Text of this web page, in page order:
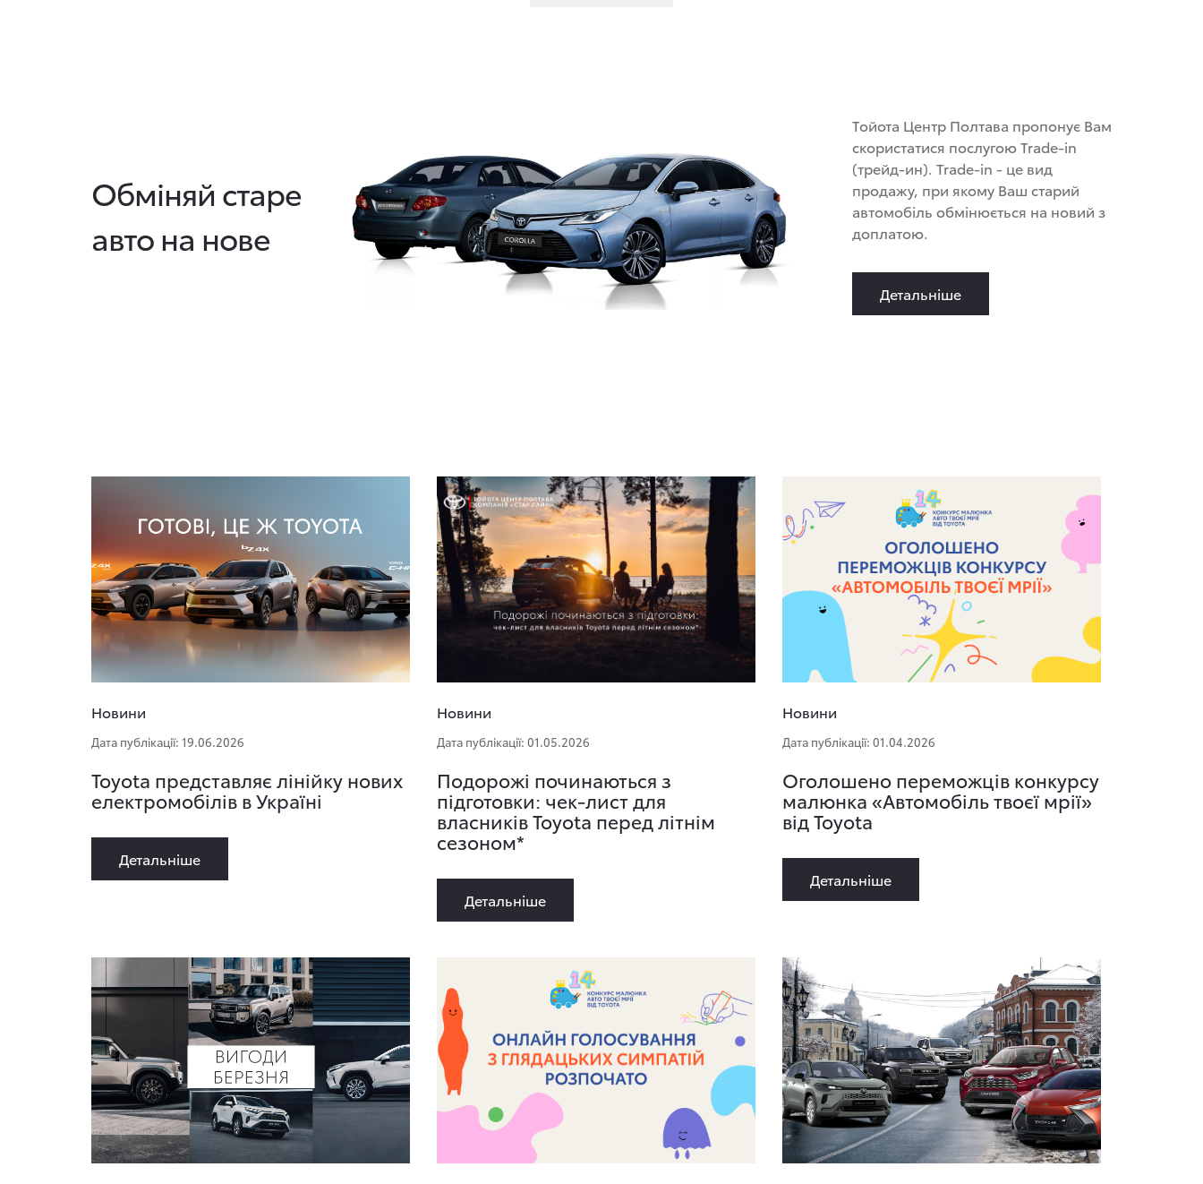
Обміняй старе
авто на нове
Тойота Центр Полтава пропонує Вам
скористатися послугою Trade-in
(трейд-ин). Trade-in - це вид
продажу, при якому Ваш старий
автомобіль обмінюється на новий з
доплатою.
Детальніше
Новини
Дата публікації: 19.06.2026
Toyota представляє лінійку нових
електромобілів в Україні
Детальнiше
Новини
Дата публікації: 01.05.2026
Подорожі починаються з
підготовки: чек-лист для
власників Toyota перед літнім
сезоном*
Детальнiше
Новини
Дата публікації: 01.04.2026
Оголошено переможців конкурсу
малюнка «Автомобіль твоєї мрії»
від Toyota
Детальнiше